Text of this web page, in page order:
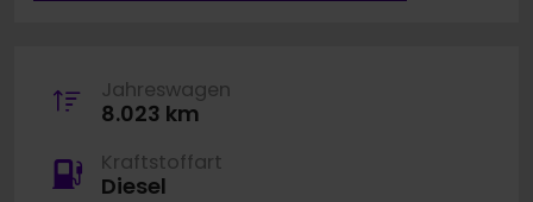
Jahreswagen
8.023 km
Kraftstoffart
Diesel